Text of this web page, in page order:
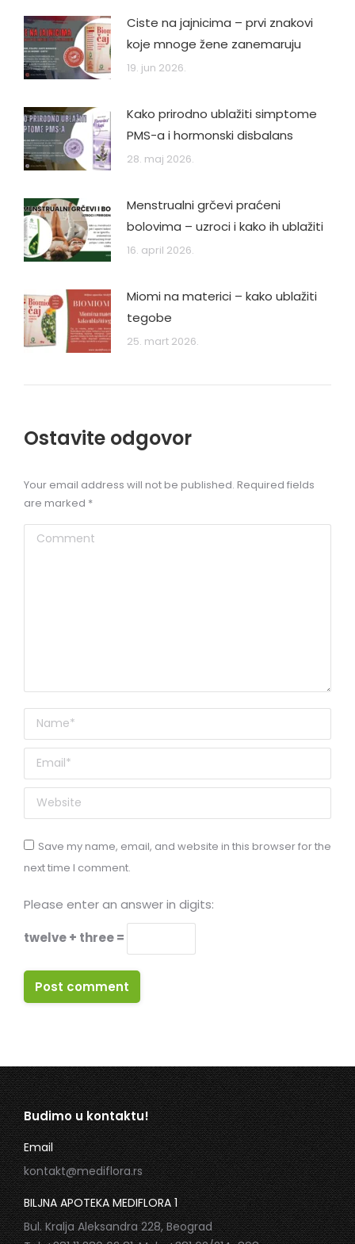
Ciste na jajnicima – prvi znakovi
koje mnoge žene zanemaruju
19. jun 2026.
Kako prirodno ublažiti simptome
PMS-a i hormonski disbalans
28. maj 2026.
Menstrualni grčevi praćeni
bolovima – uzroci i kako ih ublažiti
16. april 2026.
Miomi na materici – kako ublažiti
tegobe
25. mart 2026.
Ostavite odgovor
Your email address will not be published. Required fields
are marked *
Comment
Name *
Email *
Website
Save my name, email, and website in this browser for the
next time I comment.
Please enter an answer in digits:
twelve + three =
Post comment
Budimo u kontaktu!
Email
kontakt@mediflora.rs
BILJNA APOTEKA MEDIFLORA 1
Bul. Kralja Aleksandra 228, Beograd